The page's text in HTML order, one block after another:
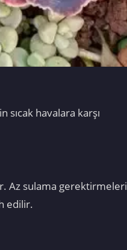
sıcak havalara karşı
Az sulama gerektirmeleri
edilir.